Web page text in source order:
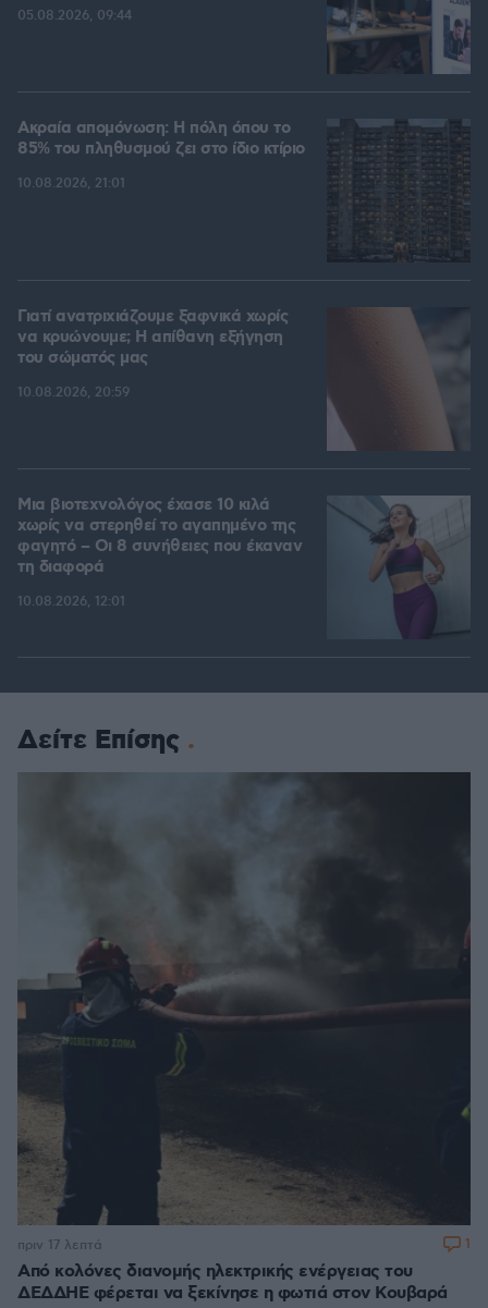
05.08.2026, 09:44
Ακραία απομόνωση: Η πόλη όπου το
85% του πληθυσμού ζει στο ίδιο κτίριο
10.08.2026, 21:01
Γιατί ανατριχιάζουμε ξαφνικά χωρίς
να κρυώνουμε; Η απίθανη εξήγηση
του σώματός μας
10.08.2026, 20:59
Μια βιοτεχνολόγος έχασε 10 κιλά
χωρίς να στερηθεί το αγαπημένο της
φαγητό – Οι 8 συνήθειες που έκαναν
τη διαφορά
10.08.2026, 12:01
Δείτε Επίσης
Από κολόνες διανομής ηλεκτρικής ενέργειας του
ΔΕΔΔΗΕ φέρεται να ξεκίνησε η φωτιά στον Κουβαρά
πριν 17 λεπτά 1